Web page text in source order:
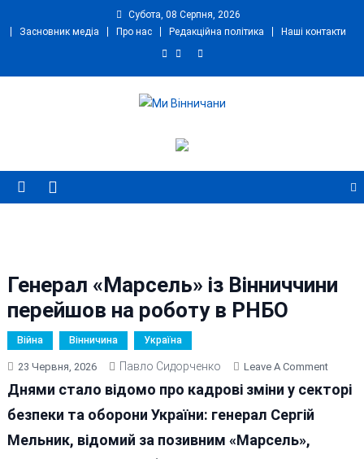
Субота, 08 Серпня, 2026
Засновник медіа
Про нас Редакційна політика Наші контакти
Генерал «Марсель» із Вінниччини
перейшов на роботу в РНБО
Війна Вінничина Україна
23 Червня, 2026 Павло Сидорченко Leave A CommentOn
Днями стало відомо про кадрові зміни у секторі
безпеки та оборони України: генерал Сергій
Мельник, відомий за позивним «Марсель»,